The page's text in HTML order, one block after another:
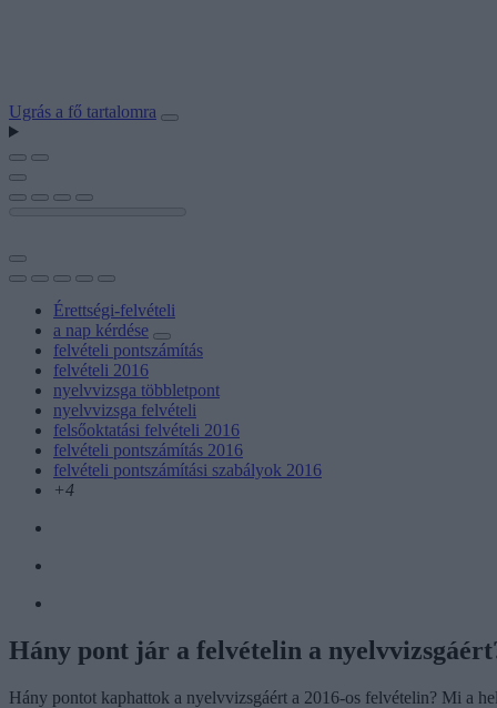
Ugrás a fő tartalomra
Érettségi-felvételi
a nap kérdése
felvételi pontszámítás
felvételi 2016
nyelvvizsga többletpont
nyelvvizsga felvételi
felsőoktatási felvételi 2016
felvételi pontszámítás 2016
felvételi pontszámítási szabályok 2016
+4
Hány pont jár a felvételin a
Hány pontot kaphattok a nyelvvizsgáért a 2016-os felvételin? Mi a